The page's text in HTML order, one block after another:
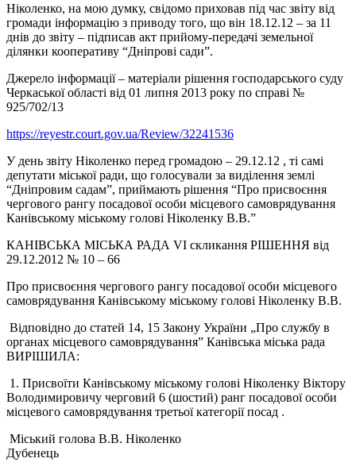
Ніколенко, на мою думку, свідомо приховав під час звіту від
громади інформацію з приводу того, що він 18.12.12 – за 11
днів до звіту – підписав акт прийому-передачі земельної
ділянки кооперативу “Дніпрові сади”.
Джерело інформації – матеріали рішення господарського суду
Черкаської області від 01 липня 2013 року по справі №
925/702/13
https://reyestr.court.gov.ua/Review/32241536
У день звіту Ніколенко перед громадою – 29.12.12 , ті самі
депутати міської ради, що голосували за виділення землі
“Дніпровим садам”, приймають рішення “Про присвоєння
чергового рангу посадової особи місцевого самоврядування
Канівському міському голові Ніколенку В.В.”
КАНІВСЬКА МІСЬКА РАДА VІ скликання РІШЕННЯ від
29.12.2012 № 10 – 66
Про присвоєння чергового рангу посадової особи місцевого
самоврядування Канівському міському голові Ніколенку В.В.
Відповідно до статей 14, 15 Закону України „Про службу в
органах місцевого самоврядування” Канівська міська рада
ВИРІШИЛА:
1. Присвоїти Канівському міському голові Ніколенку Віктору
Володимировичу черговий 6 (шостий) ранг посадової особи
місцевого самоврядування третьої категорії посад .
Міський голова В.В. Ніколенко
Дубенець